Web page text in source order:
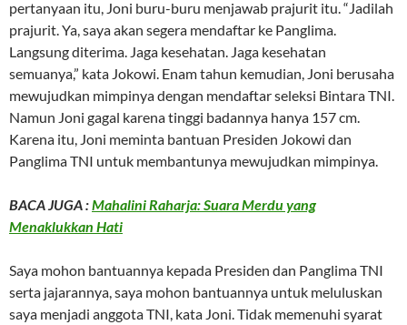
pertanyaan itu, Joni buru-buru menjawab prajurit itu. “Jadilah
prajurit. Ya, saya akan segera mendaftar ke Panglima.
Langsung diterima. Jaga kesehatan. Jaga kesehatan
semuanya,” kata Jokowi. Enam tahun kemudian, Joni berusaha
mewujudkan mimpinya dengan mendaftar seleksi Bintara TNI.
Namun Joni gagal karena tinggi badannya hanya 157 cm.
Karena itu, Joni meminta bantuan Presiden Jokowi dan
Panglima TNI untuk membantunya mewujudkan mimpinya.
BACA JUGA :Mahalini Raharja: Suara Merdu yang
Menaklukkan Hati
Saya mohon bantuannya kepada Presiden dan Panglima TNI
serta jajarannya, saya mohon bantuannya untuk meluluskan
saya menjadi anggota TNI, kata Joni. Tidak memenuhi syarat